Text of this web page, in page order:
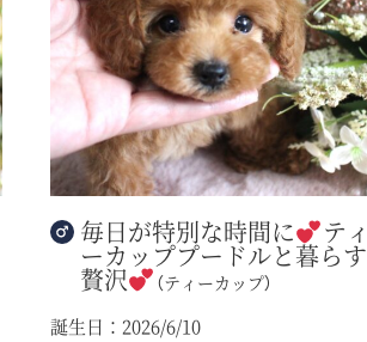
毎日が特別な時間に ティ
ーカッププードルと暮らす
贅沢 （ティーカップ）
誕生日：2026/6/10